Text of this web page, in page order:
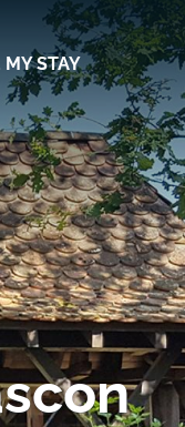
MY STAY